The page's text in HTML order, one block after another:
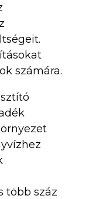
számára.
több száz